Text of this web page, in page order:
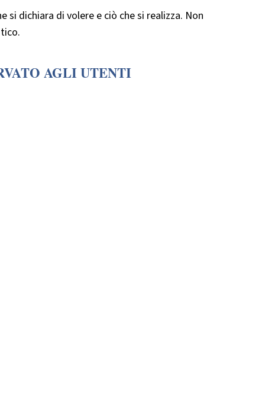
dichiara di volere e ciò che si realizza. Non
AGLI UTENTI